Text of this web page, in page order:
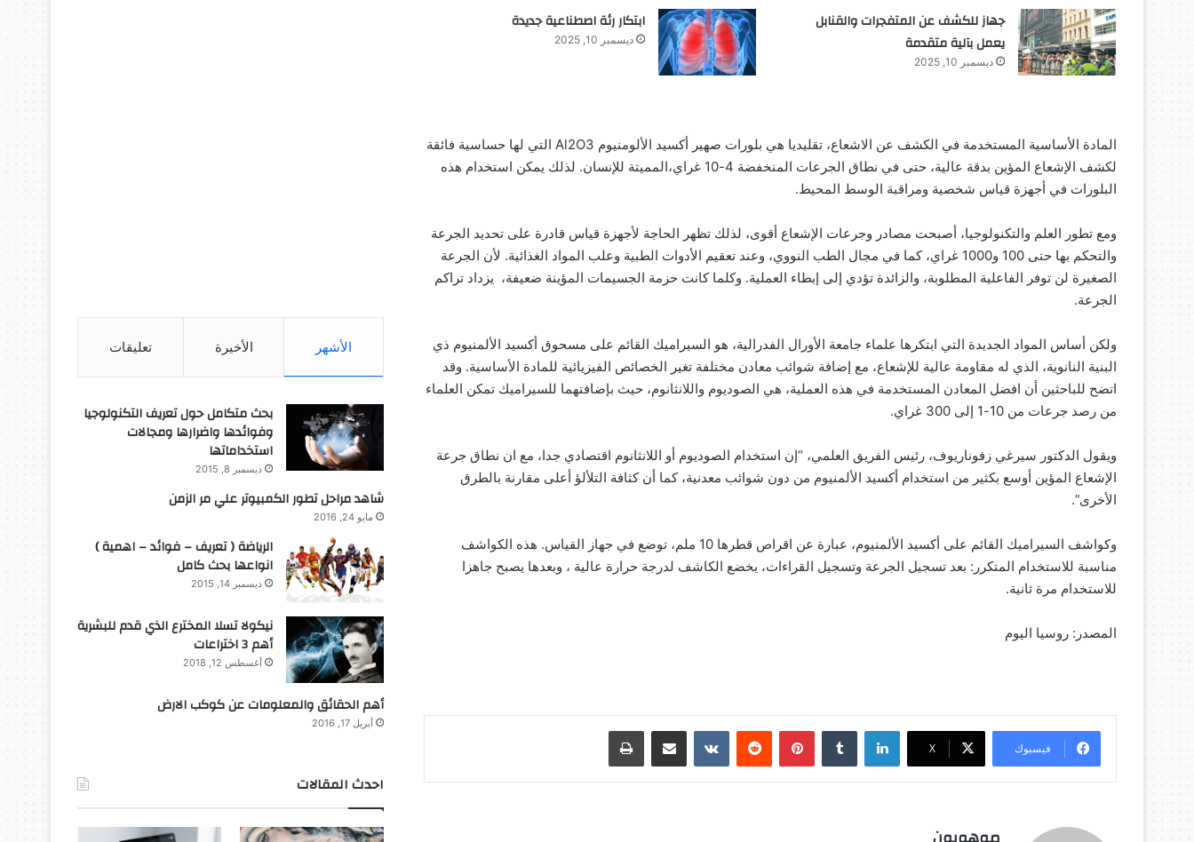
جهاز للكشف عن المتفجرات والقنابل
يعمل بآلية متقدمة
ديسمبر 10, 2025
ابتكار رئة اصطناعية جديدة
ديسمبر 10, 2025
المادة الأساسية المستخدمة في الكشف عن الاشعاع، تقليديا هي بلورات صهير أكسيد الألومنيوم Al2O3 التي لها حساسية فائقة
لكشف الإشعاع المؤين بدقة عالية، حتى في نطاق الجرعات المنخفضة 4-10 غراي،المميتة للإنسان. لذلك يمكن استخدام هذه
البلورات في أجهزة قياس شخصية ومراقبة الوسط المحيط.
ومع تطور العلم والتكنولوجيا، أصبحت مصادر وجرعات الإشعاع أقوى، لذلك تظهر الحاجة لأجهزة قياس قادرة على تحديد الجرعة
والتحكم بها حتى 100 و1000 غراي، كما في مجال الطب النووي، وعند تعقيم الأدوات الطبية وعلب المواد الغذائية. لأن الجرعة
الصغيرة لن توفر الفاعلية المطلوبة، والزائدة تؤدي إلى إبطاء العملية. وكلما كانت حزمة الجسيمات المؤينة ضعيفة، يزداد تراكم
الجرعة.
ولكن أساس المواد الجديدة التي ابتكرها علماء جامعة الأورال الفدرالية، هو السيراميك القائم على مسحوق أكسيد الألمنيوم ذي
البنية النانوية، الذي له مقاومة عالية للإشعاع، مع إضافة شوائب معادن مختلفة تغير الخصائص الفيزيائية للمادة الأساسية. وقد
اتضح للباحثين أن افضل المعادن المستخدمة في هذه العملية، هي الصوديوم واللانثانوم، حيث بإضافتهما للسيراميك تمكن العلماء
من رصد جرعات من 10-1 إلى 300 غراي.
ويقول الدكتور سيرغي زفوناريوف، رئيس الفريق العلمي، “إن استخدام الصوديوم أو اللانثانوم اقتصادي جدا، مع ان نطاق جرعة
الإشعاع المؤين أوسع بكثير من استخدام أكسيد الألمنيوم من دون شوائب معدنية، كما أن كثافة التلألؤ أعلى مقارنة بالطرق
الأخرى”.
وكواشف السيراميك القائم على أكسيد الألمنيوم، عبارة عن اقراص قطرها 10 ملم، توضع في جهاز القياس. هذه الكواشف
مناسبة للاستخدام المتكرر: بعد تسجيل الجرعة وتسجيل القراءات، يخضع الكاشف لدرجة حرارة عالية ، وبعدها يصبح جاهزا
للاستخدام مرة ثانية.
المصدر: روسيا اليوم
فيسبوك ‫X
لينكدإن بينتيريست مشاركة عبر البريد طباعة
الأشهر الأخيرة تعليقات
بحث متكامل حول تعريف التكنولوجيا
وفوائدها واضرارها ومجالات
استخداماتها
ديسمبر 8, 2015
شاهد مراحل تطور الكمبيوتر علي مر الزمن
مايو 24, 2016
الرياضة ( تعريف – فوائد – اهمية )
انواعها بحث كامل
ديسمبر 14, 2015
نيكولا تسلا المخترع الذي قدم للبشرية
أهم 3 اختراعات
أغسطس 12, 2018
أهم الحقائق والمعلومات عن كوكب الارض
أبريل 17, 2016
احدث المقالات